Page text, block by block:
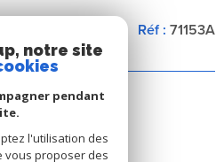
et confort lors des
nuit se compose de trois
salle d’eau moderne, d’un
d’un bureau, idéal pour le
indépendante. Le sous-sol
une buanderie avec douche et
Réf : 71153A
notre site
pendant
l'utilisation des
vous proposer des